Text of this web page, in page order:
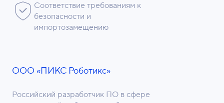
ООО «ПИКС Роботикс»
Российский разработчик ПО в сфере
Соответствие требованиям к
безопасности и
импортозамещению